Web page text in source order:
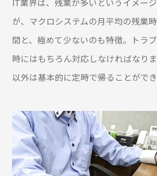
IT業界は、残業が多いというイメー
が、マクロシステムの月平均の残業
間と、極めて少ないのも特徴。トラ
時にはもちろん対応しなければなり
以外は基本的に定時で帰ることができ